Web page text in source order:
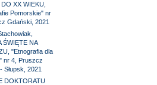
XX WIEKU,
Pomorskie" nr
Gdański, 2021
ŚWIĘTE NA
"Etnografia dla
nr 4, Pruszcz
Słupsk, 2021
DOKTORATU